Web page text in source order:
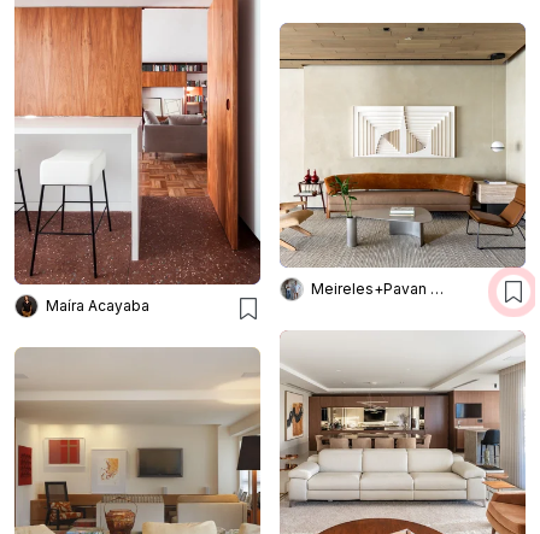
Maíra Acayaba
Meireles+Pavan Arquitetura